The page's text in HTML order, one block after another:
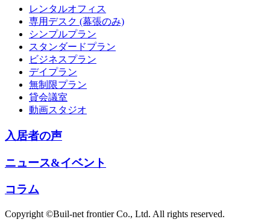
レンタルオフィス
専用デスク (幕張のみ)
シンプルプラン
スタンダードプラン
ビジネスプラン
デイプラン
無制限プラン
貸会議室
動画スタジオ
入居者の声
ニュース&イベント
コラム
Copyright ©Buil-net frontier Co., Ltd. All rights reserved.